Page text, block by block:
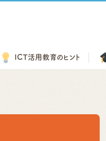
ICT活用教育の ヒント